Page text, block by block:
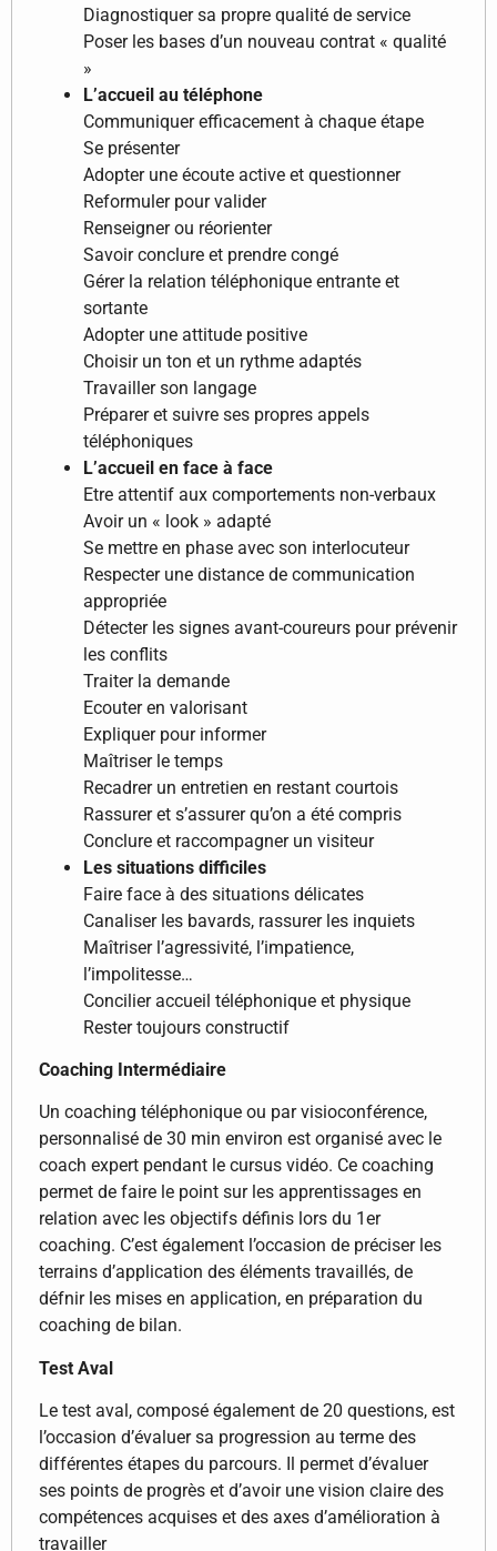
Diagnostiquer sa propre qualité de service
Poser les bases d’un nouveau contrat « qualité
»
L’accueil au téléphone
Communiquer efficacement à chaque étape
Se présenter
Adopter une écoute active et questionner
Reformuler pour valider
Renseigner ou réorienter
Savoir conclure et prendre congé
Gérer la relation téléphonique entrante et
sortante
Adopter une attitude positive
Choisir un ton et un rythme adaptés
Travailler son langage
Préparer et suivre ses propres appels
téléphoniques
L’accueil en face à face
Etre attentif aux comportements non-verbaux
Avoir un « look » adapté
Se mettre en phase avec son interlocuteur
Respecter une distance de communication
appropriée
Détecter les signes avant-coureurs pour prévenir
les conflits
Traiter la demande
Ecouter en valorisant
Expliquer pour informer
Maîtriser le temps
Recadrer un entretien en restant courtois
Rassurer et s’assurer qu’on a été compris
Conclure et raccompagner un visiteur
Les situations difficiles
Faire face à des situations délicates
Canaliser les bavards, rassurer les inquiets
Maîtriser l’agressivité, l’impatience,
l’impolitesse…
Concilier accueil téléphonique et physique
Rester toujours constructif
Coaching Intermédiaire
Un coaching téléphonique ou par visioconférence,
personnalisé de 30 min environ est organisé avec le
coach expert pendant le cursus vidéo. Ce coaching
permet de faire le point sur les apprentissages en
relation avec les objectifs définis lors du 1er
coaching. C’est également l’occasion de préciser les
terrains d’application des éléments travaillés, de
défnir les mises en application, en préparation du
coaching de bilan.
Test Aval
Le test aval, composé également de 20 questions, est
l’occasion d’évaluer sa progression au terme des
différentes étapes du parcours. Il permet d’évaluer
ses points de progrès et d’avoir une vision claire des
compétences acquises et des axes d’amélioration à
travailler